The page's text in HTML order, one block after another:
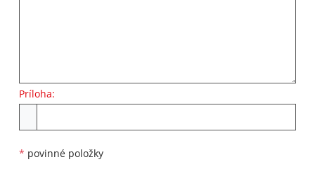
Príloha:
* povinné položky